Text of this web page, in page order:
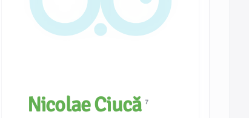
Nicolae Ciucă7